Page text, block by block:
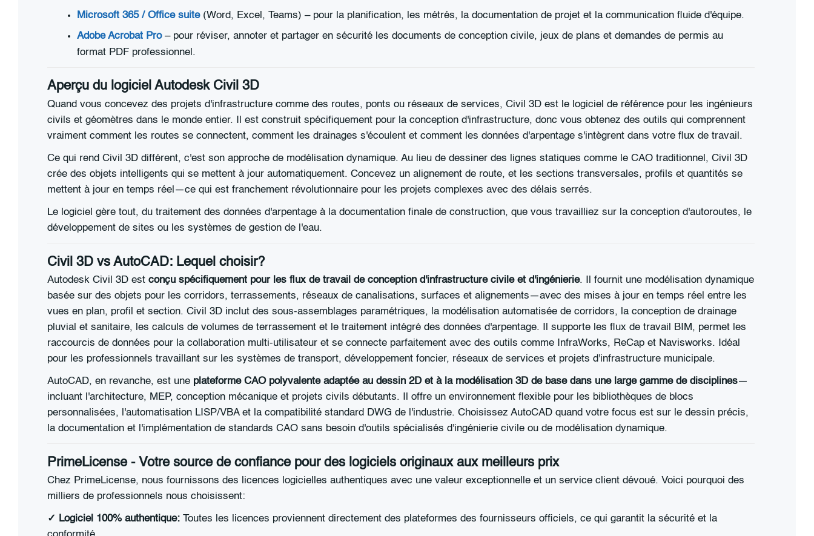
Microsoft 365 / Office suite (Word, Excel, Teams) – pour la planification, les métrés, la documentation de projet et la communication fluide d'équipe.
Adobe Acrobat Pro– pour réviser, annoter et partager en sécurité les documents de conception civile, jeux de plans et demandes de permis au
format PDF professionnel.
Aperçu du logiciel Autodesk Civil 3D
Quand vous concevez des projets d'infrastructure comme des routes, ponts ou réseaux de services, Civil 3D est le logiciel de référence pour les ingénieurs
civils et géomètres dans le monde entier. Il est construit spécifiquement pour la conception d'infrastructure, donc vous obtenez des outils qui comprennent
vraiment comment les routes se connectent, comment les drainages s'écoulent et comment les données d'arpentage s'intègrent dans votre flux de travail.
Ce qui rend Civil 3D différent, c'est son approche de modélisation dynamique. Au lieu de dessiner des lignes statiques comme le CAO traditionnel, Civil 3D
crée des objets intelligents qui se mettent à jour automatiquement. Concevez un alignement de route, et les sections transversales, profils et quantités se
mettent à jour en temps réel—ce qui est franchement révolutionnaire pour les projets complexes avec des délais serrés.
Le logiciel gère tout, du traitement des données d'arpentage à la documentation finale de construction, que vous travailliez sur la conception d'autoroutes, le
développement de sites ou les systèmes de gestion de l'eau.
Civil 3D vs AutoCAD: Lequel choisir?
Autodesk Civil 3D est conçu spécifiquement pour les flux de travail de conception d'infrastructure civile et d'ingénierie. Il fournit une modélisation dynamique
basée sur des objets pour les corridors, terrassements, réseaux de canalisations, surfaces et alignements—avec des mises à jour en temps réel entre les
vues en plan, profil et section. Civil 3D inclut des sous-assemblages paramétriques, la modélisation automatisée de corridors, la conception de drainage
pluvial et sanitaire, les calculs de volumes de terrassement et le traitement intégré des données d'arpentage. Il supporte les flux de travail BIM, permet les
raccourcis de données pour la collaboration multi-utilisateur et se connecte parfaitement avec des outils comme InfraWorks, ReCap et Navisworks. Idéal
pour les professionnels travaillant sur les systèmes de transport, développement foncier, réseaux de services et projets d'infrastructure municipale.
AutoCAD, en revanche, est une plateforme CAO polyvalente adaptée au dessin 2D et à la modélisation 3D de base dans une large gamme de disciplines—
incluant l'architecture, MEP, conception mécanique et projets civils débutants. Il offre un environnement flexible pour les bibliothèques de blocs
personnalisées, l'automatisation LISP/VBA et la compatibilité standard DWG de l'industrie. Choisissez AutoCAD quand votre focus est sur le dessin précis,
la documentation et l'implémentation de standards CAO sans besoin d'outils spécialisés d'ingénierie civile ou de modélisation dynamique.
PrimeLicense - Votre source de confiance pour des logiciels originaux aux meilleurs prix
Chez PrimeLicense, nous fournissons des licences logicielles authentiques avec une valeur exceptionnelle et un service client dévoué. Voici pourquoi des
milliers de professionnels nous choisissent:
✓ Logiciel 100% authentique: Toutes les licences proviennent directement des plateformes des fournisseurs officiels, ce qui garantit la sécurité et la